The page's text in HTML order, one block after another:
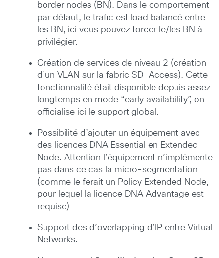
border nodes (BN). Dans le comportement
par défaut, le trafic est load balancé entre
les BN, ici vous pouvez forcer le/les BN à
privilégier.
Création de services de niveau 2 (création
d’un VLAN sur la fabric SD-Access). Cette
fonctionnalité était disponible depuis assez
longtemps en mode “early availability”, on
officialise ici le support global.
Possibilité d’ajouter un équipement avec
des licences DNA Essential en Extended
Node. Attention l’équipement n’implémente
pas dans ce cas la micro-segmentation
(comme le ferait un Policy Extended Node,
pour lequel la licence DNA Advantage est
requise)
Support des d’overlapping d’IP entre Virtual
Networks.